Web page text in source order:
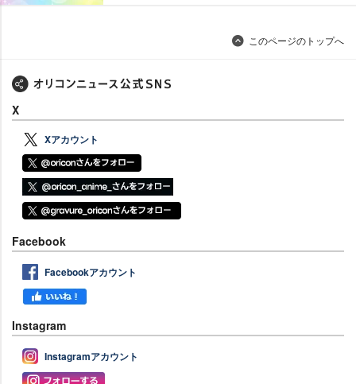
このページのトップへ
X
Xアカウント
Facebook
Facebookアカウント
Instagram
Instagramアカウント